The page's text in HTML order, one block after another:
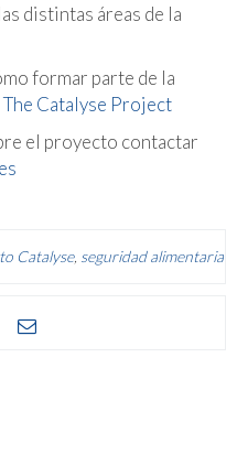
distintas áreas de la
formar parte de la
The Catalyse Project
el proyecto contactar
Catalyse, seguridad alimentaria